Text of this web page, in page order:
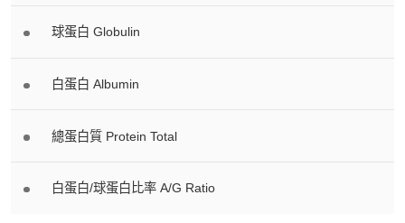
球蛋白 Globulin
白蛋白 Albumin
總蛋白質 Protein Total
白蛋白/球蛋白比率 A/G Ratio